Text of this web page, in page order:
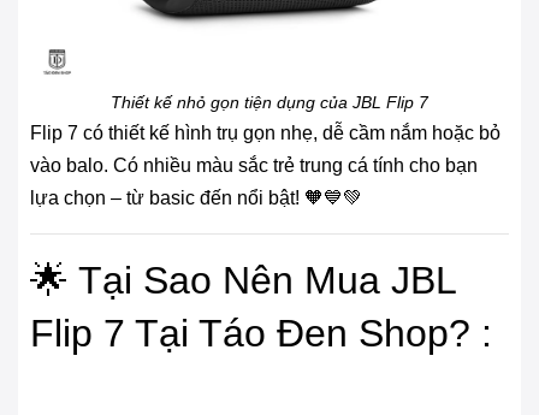
Thiết kế nhỏ gọn tiện dụng của JBL Flip 7
Flip 7 có thiết kế hình trụ gọn nhẹ, dễ cầm nắm hoặc bỏ
vào balo. Có nhiều màu sắc trẻ trung cá tính cho bạn
lựa chọn – từ basic đến nổi bật! 🧡💙💚
🌟 Tại Sao Nên Mua JBL
Flip 7 Tại Táo Đen Shop? :